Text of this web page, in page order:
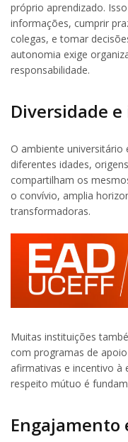
próprio aprendizado.
informações, cumprir
colegas, e tomar
autonomia exige
responsabilidade.
Diversidade
O ambiente universitário
diferentes idades,
compartilham os
o convívio, amplia
transformadoras.
Muitas instituições
com programas de
afirmativas e incentivo à
respeito mútuo é
Engajamento